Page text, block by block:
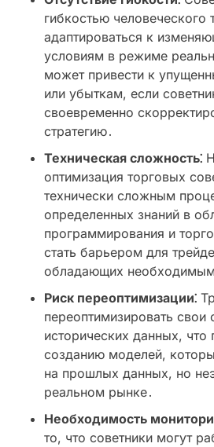
гибкостью человеческого
адаптироваться к
условиям в режиме
может привести к
или убыткам, если
своевременно
стратегию․
Техническая сложность⁚
оптимизация торговых
технически сложным
определенных знаний в
программирования и
стать барьером для
обладающих
Риск переоптимизации⁚
переоптимизировать свои
исторических данных, что
созданию моделей,
на прошлых данных, но
реальном рынке․
Необходимость
то, что советники могут